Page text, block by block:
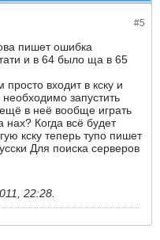
#5
пишет ошибка
и в 64 было ща в 65
входит в кску и
запустить
в неё вообще играть
Когда всё будет
кску теперь тупо пишет
Для поиска серверов
22:28